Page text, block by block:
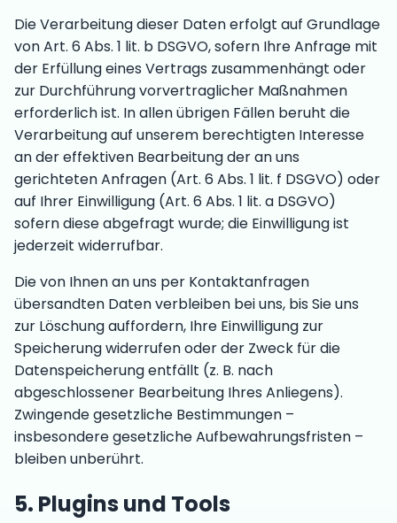
Die Verarbeitung dieser Daten erfolgt auf Grundlage
von Art. 6 Abs. 1 lit. b DSGVO, sofern Ihre Anfrage mit
der Erfüllung eines Vertrags zusammenhängt oder
zur Durchführung vorvertraglicher Maßnahmen
erforderlich ist. In allen übrigen Fällen beruht die
Verarbeitung auf unserem berechtigten Interesse
an der effektiven Bearbeitung der an uns
gerichteten Anfragen (Art. 6 Abs. 1 lit. f DSGVO) oder
auf Ihrer Einwilligung (Art. 6 Abs. 1 lit. a DSGVO)
sofern diese abgefragt wurde; die Einwilligung ist
jederzeit widerrufbar.
Die von Ihnen an uns per Kontaktanfragen
übersandten Daten verbleiben bei uns, bis Sie uns
zur Löschung auffordern, Ihre Einwilligung zur
Speicherung widerrufen oder der Zweck für die
Datenspeicherung entfällt (z. B. nach
abgeschlossener Bearbeitung Ihres Anliegens).
Zwingende gesetzliche Bestimmungen –
insbesondere gesetzliche Aufbewahrungsfristen –
bleiben unberührt.
5. Plugins und Tools